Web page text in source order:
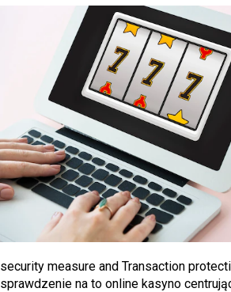
security measure and Transaction
sprawdzenie na to online kasyno